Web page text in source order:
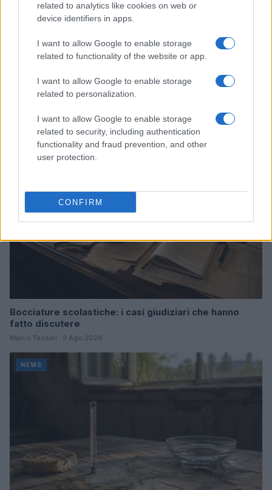
related to analytics like cookies on web or
device identifiers in apps.
I want to allow Google to enable storage
related to functionality of the website or app.
I want to allow Google to enable storage
related to personalization.
I want to allow Google to enable storage
related to security, including authentication
functionality and fraud prevention, and other
user protection.
CONFIRM
Don Antonio Mazzi: l’ultimo saluto a Milano tra
emozioni e canti
Marco Tessari · 3 Ago 2026
NEWS
Bocciature scolastiche: i casi giudiziari che hanno
fatto discutere
Marco Tessari · 3 Ago 2026
NEWS